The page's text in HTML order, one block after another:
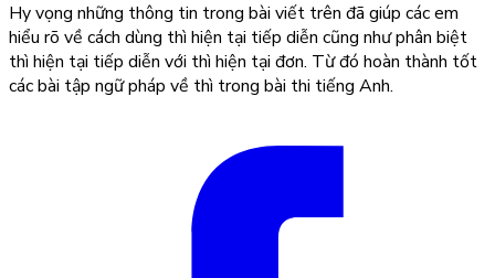
Hy vọng những thông tin trong bài viết trên đã giúp các em
hiểu rõ về cách dùng thì hiện tại tiếp diễn cũng như phân biệt
thì hiện tại tiếp diễn với thì hiện tại đơn. Từ đó hoàn thành tốt
các bài tập ngữ pháp về thì trong bài thi tiếng Anh.